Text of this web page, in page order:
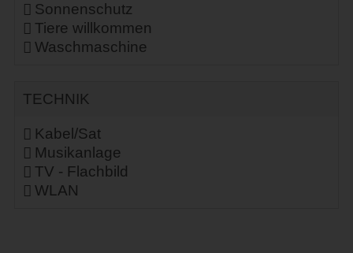
Sonnenschutz
Tiere willkommen
Waschmaschine
TECHNIK
Kabel/Sat
Musikanlage
TV - Flachbild
WLAN